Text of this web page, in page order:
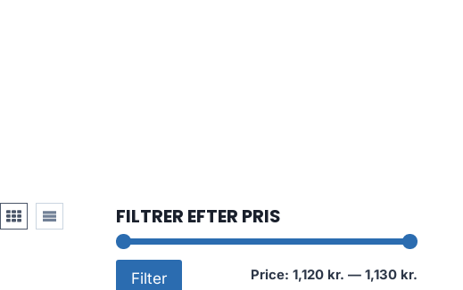
FILTRER EFTER PRIS
Min
Max
Filter Price: 1,120 kr. — 1,130 kr.